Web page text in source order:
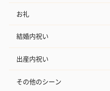
お礼
結婚内祝い
出産内祝い
その他のシーン